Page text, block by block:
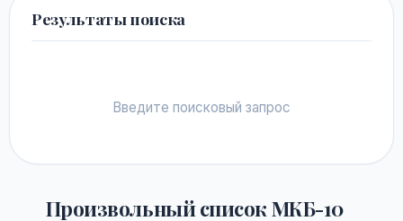
Результаты поиска
Введите поисковый запрос
Произвольный список МКБ-10